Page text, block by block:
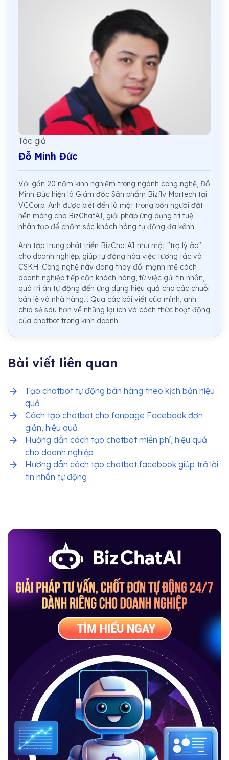
Tác giả
Đỗ Minh Đức
Với gần 20 năm kinh nghiệm trong ngành công nghệ, Đỗ
Minh Đức hiện là Giám đốc Sản phẩm Bizfly Martech tại
VCCorp. Anh được biết đến là một trong bốn người đặt
nền móng cho BizChatAI, giải pháp ứng dụng trí tuệ
nhân tạo để chăm sóc khách hàng tự động đa kênh.
Anh tập trung phát triển BizChatAI như một "trợ lý ảo"
cho doanh nghiệp, giúp tự động hóa việc tương tác và
CSKH. Công nghệ này đang thay đổi mạnh mẽ cách
doanh nghiệp tiếp cận khách hàng, từ việc gửi tin nhắn,
quà tri ân tự động đến ứng dụng hiệu quả cho các chuỗi
bán lẻ và nhà hàng... Qua các bài viết của mình, anh
chia sẻ sâu hơn về những lợi ích và cách thức hoạt động
của chatbot trong kinh doanh.
Bài viết liên quan
Tạo chatbot tự động bán hàng theo kịch bản hiệu
quả
Cách tạo chatbot cho fanpage Facebook đơn
giản, hiệu quả
Hướng dẫn cách tạo chatbot miễn phí, hiệu quả
cho doanh nghiệp
Hướng dẫn cách tạo chatbot facebook giúp trả lời
tin nhắn tự động